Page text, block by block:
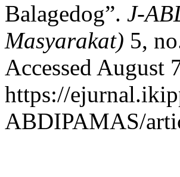
Balagedog”. J-
Masyarakat) 5,
Accessed August
https://
ABDIPAMAS/